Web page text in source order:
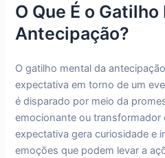
O Que É o
Antecipação?
O gatilho mental da
expectativa em torno de um
é disparado por meio da
emocionante ou transformador
expectativa gera curiosidade e
emoções que podem levar a